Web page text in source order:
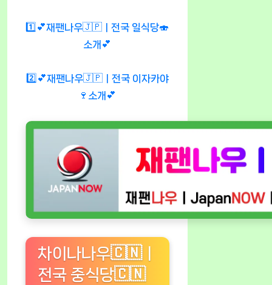
1️⃣💕재팬나우🇯🇵ㅣ전국 일식당🍣
소개💕
2️⃣💕재팬나우🇯🇵ㅣ전국 이자카야
🍷소개💕
차이나나우🇨🇳ㅣ
전국 중식당🇨🇳